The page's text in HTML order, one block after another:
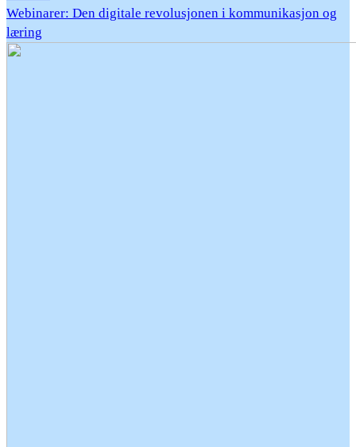
Webinarer: Den digitale revolusjonen i kommunikasjon og
læring